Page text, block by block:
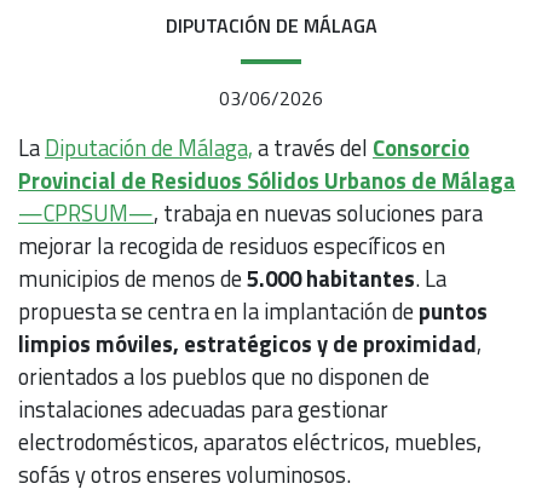
DIPUTACIÓN DE MÁLAGA
03/06/2026
LaDiputación de Málaga,a través del Consorcio
Provincial de Residuos Sólidos Urbanos de Málaga
—CPRSUM—, trabaja en nuevas soluciones para
mejorar la recogida de residuos específicos en
municipios de menos de5.000 habitantes. La
propuesta se centra en la implantación depuntos
limpios móviles, estratégicos y de proximidad,
orientados a los pueblos que no disponen de
instalaciones adecuadas para gestionar
electrodomésticos, aparatos eléctricos, muebles,
sofás y otros enseres voluminosos.